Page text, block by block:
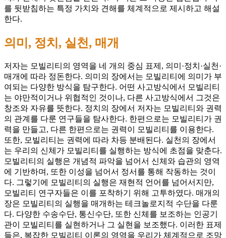
를 뒷받침하는 특정 가치와 견해를 체계적으로 제시하고 해설
한다.
의미, 정치, 실천, 매개
저자는 모빌리티의 영역을 네 개의 중심 표제, 의미·정치·실천·
매개에 따라 정돈한다. 의미의 장에서는 모빌리티에 의미가 부
여되는 다양한 방식을 탐구한다. 어떤 사고방식에서 모빌리티
는 야만적이거나 위협적인 것이나, 다른 사고방식에서 그것은
창조와 자유를 뜻한다. 정치의 장에서 저자는 모빌리티와 권력
의 관계를 다룬 연구들을 탐사한다. 한편으로는 모빌리티가 권
력을 만들고, 다른 한편으로는 권력이 모빌리티를 이용한다.
또한, 모빌리티는 권력에 따라 차등 분배된다. 실천의 장에서
는 우리의 신체가 모빌리티를 실행하는 방식에 초점을 맞춘다.
모빌리티의 실행은 개념적 파악을 넘어서 신체와 습관의 영역
에 기반하며, 또한 이성을 넘어서 정서를 통해 작동하는 것이
다. 그렇기에 모빌리티의 실행은 재현적 언어를 넘어서지만,
모빌리티 연구자들은 이를 포착하기 위해 고투하였다. 매개의
장은 모빌리티의 실행을 매개하는 테크놀로지적 수단을 다룬
다. 다양한 수송수단, 통신수단, 또한 신체를 보조하는 인공기
관이 모빌리티를 실현하거나 그 실현을 보조했다. 이러한 표제
들은, 복잡한 모빌리티 이론의 영역을 우리가 체계적으로 조망